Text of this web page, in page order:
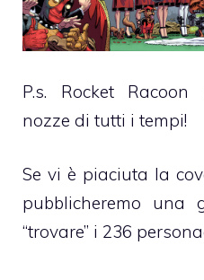
P.s. Rocket
nozze di tutti i tempi!
Se vi è piaciuta la
pubblicheremo
“trovare” i 236